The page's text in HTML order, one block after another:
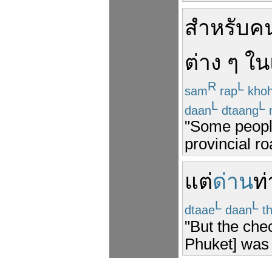
สำหรับค
ต่าง ๆ ใน
samR rapL
daanL dtaangL
"Some
provincial
แต่ด่านท่
dtaaeL daanL
"But the
Phuket]